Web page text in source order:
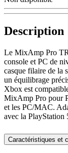
Description
Le MixAmp Pro
console et PC de
casque filaire de la
un équilibrage
Xbox est
MixAmp Pro pour
et les PC/MAC.
avec la PlayStation
Caractéristiques et